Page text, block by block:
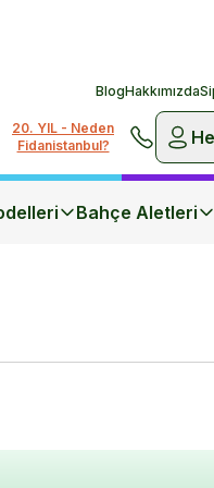
BlogHakkımızda
20. YIL - Neden
Fidanistanbul?
Bahçe Aletleri